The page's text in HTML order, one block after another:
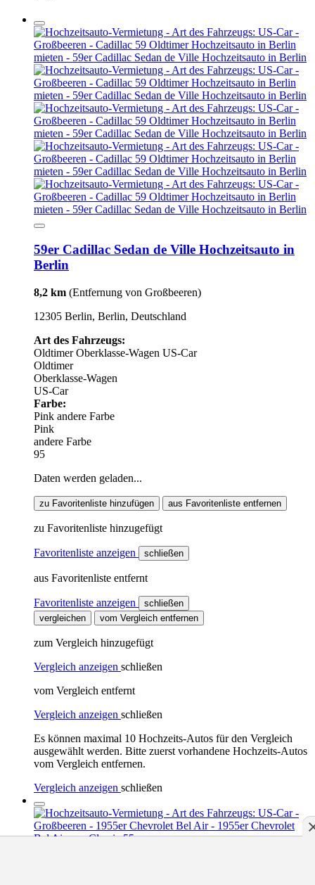
59er Cadillac Sedan de Ville Hochzeitsauto in
Berlin
8,2 km (Entfernung von Großbeeren)
12305 Berlin, Berlin, Deutschland
Art des Fahrzeugs:
OldtimerOberklasse-Wagen US-Car
Oldtimer
Oberklasse-Wagen
US-Car
Farbe:
Pink andere Farbe
Pink
andere Farbe
95
Daten werden geladen...
zu Favoritenliste hinzufügen aus Favoritenliste entfernen
zu Favoritenliste hinzugefügt
Favoritenliste anzeigen schließen
aus Favoritenliste entfernt
Favoritenliste anzeigen
schließen
vergleichen
vom Vergleich entfernen
zum Vergleich hinzugefügt
Vergleich anzeigen schließen
vom Vergleich entfernt
Vergleich anzeigen schließen
Es können maximal 10 Hochzeits-Autos für den Vergleich
ausgewählt werden. Bitte zuerst vorhandene Hochzeits-Autos
vom Vergleich entfernen.
Vergleich anzeigen schließen